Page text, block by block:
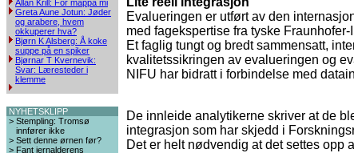
Allan Krill: For mappa mi
Greta Aune Jotun: Jøder
og arabere, hvem
okkuperer hva?
Bjørn K Alsberg: Å koke
suppe på en spiker
Bjørnar T Kvernevik:
Svar: Læresteder i
klemme
NYHETSKLIPP
> Stempling: Tromsø
innfører ikke
> Sett denne ørnen før?
> Fant jernalderens
Evalueringen er utført av den
med fagekspertise fra tyske
Et faglig tungt og bredt sammensatt,
kvalitetssikringen av evalueringen og
NIFU har bidratt i forbindelse med
De innleide analytikerne skriver at de
integrasjon som har skjedd i
Det er helt nødvendig at det settes opp